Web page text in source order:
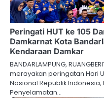
Peringati HUT ke 105
Damkarnat Kota
Kendaraan Damkar
BANDARLAMPUNG,
merayakan peringatan Hari
Nasional Republik
Penyelamatan…